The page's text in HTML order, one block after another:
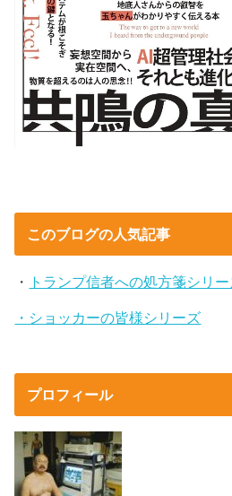
このブログの人気記事
・ トランプ信者への処方箋シリ
・ショッカーの皆様シリーズ
プロフィール